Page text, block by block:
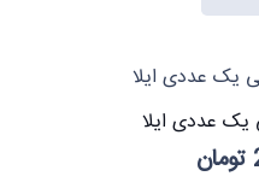
عددی ایلا
تومان